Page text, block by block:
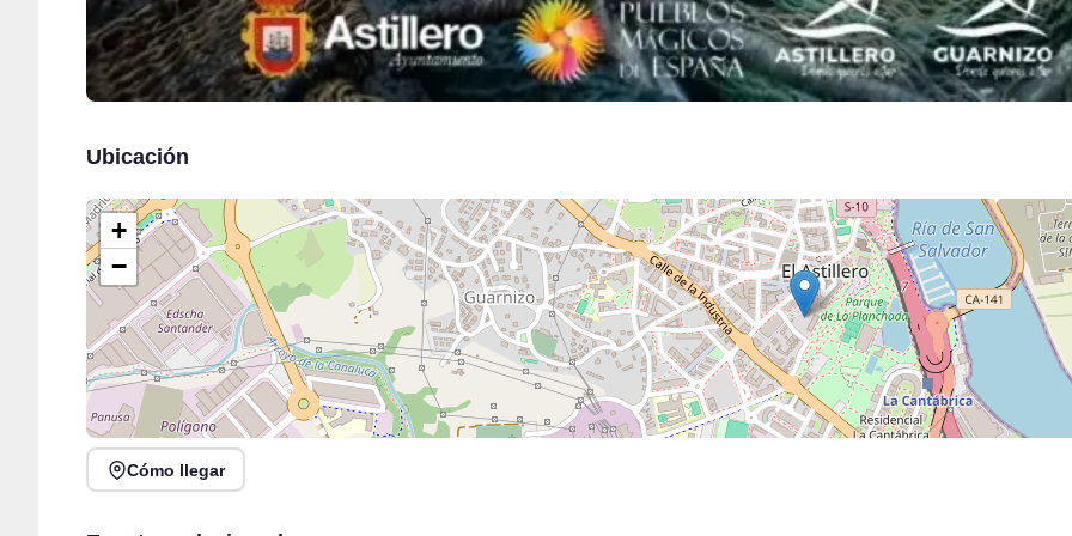
Ubicación
+
−
Cómo llegar
Vuelve el Cabaret Prohibido en el Circo Quimera